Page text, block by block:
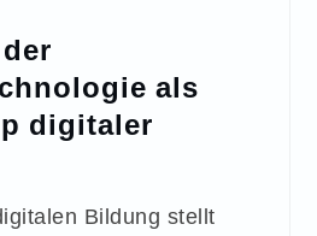
als
digitaler
Bildung stellt